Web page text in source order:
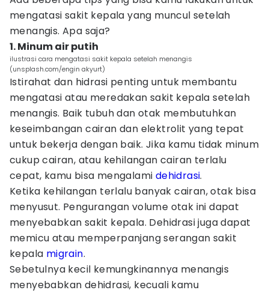
mengatasi sakit kepala yang muncul setelah
menangis. Apa saja?
1. Minum air putih
ilustrasi cara mengatasi sakit kepala setelah menangis
(unsplash.com/engin akyurt)
Istirahat dan hidrasi penting untuk membantu
mengatasi atau meredakan sakit kepala setelah
menangis. Baik tubuh dan otak membutuhkan
keseimbangan cairan dan elektrolit yang tepat
untuk bekerja dengan baik. Jika kamu tidak minum
cukup cairan, atau kehilangan cairan terlalu
cepat, kamu bisa mengalami dehidrasi.
Ketika kehilangan terlalu banyak cairan, otak bisa
menyusut. Pengurangan volume otak ini dapat
menyebabkan sakit kepala. Dehidrasi juga dapat
memicu atau memperpanjang serangan sakit
kepala migrain.
Sebetulnya kecil kemungkinannya menangis
menyebabkan dehidrasi, kecuali kamu